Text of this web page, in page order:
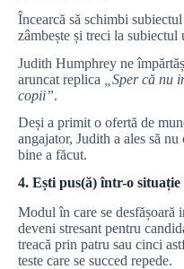
Încearcă să schimbi
zâmbește și treci la subiectul
Judith Humphrey ne
aruncat replica
„Sper că nu
copii”.
Deși a primit o ofertă de
angajator, Judith a ales să
bine a făcut.
4. Ești pus(ă) într-o situație
Modul în care se desfășoară
deveni stresant pentru
treacă prin patru sau cinci
teste care se succed repede.